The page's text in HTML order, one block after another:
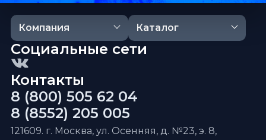
Компания Каталог
Контакты
8 (800) 505 62 04
8 (8552) 205 005
121609. г. Москва, ул. Осенняя, д. №23, э. 8,
Социальные сети